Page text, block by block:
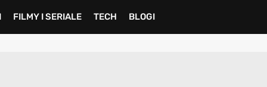
FILMY I SERIALE TECH BLOGI